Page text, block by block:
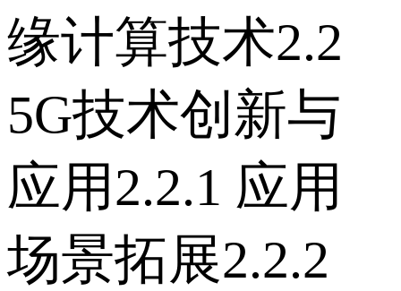
缘计算技术 2.2
5G技术创新与
应用 2.2.1 应用
场景拓展 2.2.2